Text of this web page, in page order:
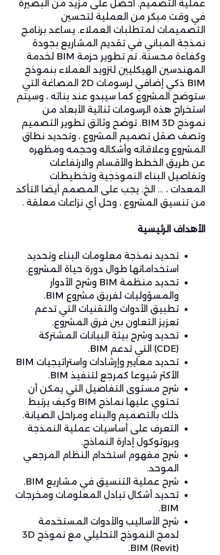
عملية التصميم. احصل على مزيد من البصيرة
في وقت مبكر من العملية لتحسين
التصميمات لمتطلبات العملاء. يساعد برنامج
نمذجة المباني في تقديم المشاريع بجودة
وكفاءة محسنة. تم تطوير حزمة BIM لخدمة
المهندسين الهيكليين لتزويد العملاء بنموذج
BIM ذكي إضافي لرسومات 2D المصاغة التي
ستوضح المشروع كما سيبدو عند بنائه ، وسيتم
استخراج هذه الرسومات ثنائية الأبعاد من
نموذج BIM 3D. توضح وثائق تطوير التصميم
وتصف صقل تصميم المشروع ، وتحديد نطاق
المشروع وعلاقاته وأشكاله وحجمه ومظهره
عن طريق الخطط والأقسام والارتفاعات
وتفاصيل البناء النموذجية وتخطيطات
المعدات ، … الخ. يجب على المصمم أيضا التأكد
من تنسيق المشروع ، وحل أي نزاعات معلقة .
الأهداف الرئيسية
تحديد نمذجة معلومات البناء وتحديد
استخداماتها طوال دورة حياة المشروع.
تحديد منظمة BIM وشرح الأدوار
والمسؤوليات لفريق مشروع BIM.
تطبيق الأدوات والتقنيات التي تدعم
تعزيز التعاون بين فرق المشروع.
تحديد وشرح بيئة البيانات المشتركة
(CDE) التي تدعم BIM.
تحديد معايير وإرشادات واستراتيجيات BIM
الأكثر شيوعا كمرجع لتنفيذ BIM.
شرح مستوى التفاصيل التي يمكن أن
تحتوي عليها نماذج BIM وكيف يرتبط
ذلك بالتصميم والبناء ومراحل الصيانة.
التعرف على أساسيات عملية النمذجة
وبروتوكول إدارة النماذج.
شرح مفهوم استخدام النظام المرجعي
الموحد.
شرح عملية التنسيق في مشاريع BIM.
تحديد أشكال تبادل المعلومات ومخرجات
BIM.
شرح الأساليب والأدوات المستخدمة
لدمج النموذج التحليلي مع نموذج 3D
BIM (Revit).